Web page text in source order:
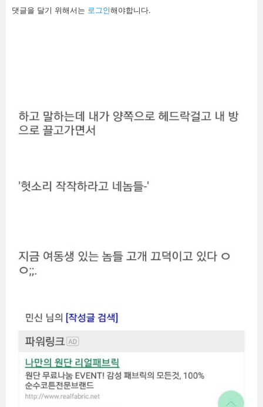
답
글
댓글을 달기 위해서는 로그인해야합니다.